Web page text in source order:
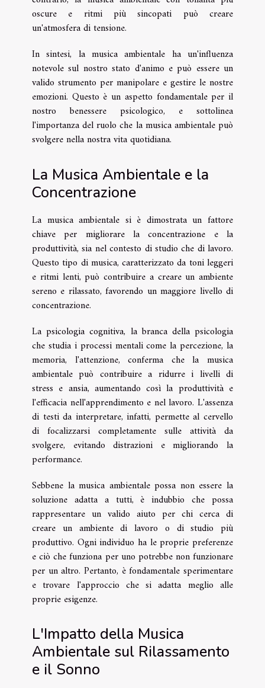
oscure e ritmi più sincopati può creare
un'atmosfera di tensione.
In sintesi, la musica ambientale ha un'influenza
notevole sul nostro stato d'animo e può essere un
valido strumento per manipolare e gestire le nostre
emozioni. Questo è un aspetto fondamentale per il
nostro benessere psicologico, e sottolinea
l'importanza del ruolo che la musica ambientale può
svolgere nella nostra vita quotidiana.
La Musica Ambientale e la
Concentrazione
La musica ambientale si è dimostrata un fattore
chiave per migliorare la concentrazione e la
produttività, sia nel contesto di studio che di lavoro.
Questo tipo di musica, caratterizzato da toni leggeri
e ritmi lenti, può contribuire a creare un ambiente
sereno e rilassato, favorendo un maggiore livello di
concentrazione.
La psicologia cognitiva, la branca della psicologia
che studia i processi mentali come la percezione, la
memoria, l'attenzione, conferma che la musica
ambientale può contribuire a ridurre i livelli di
stress e ansia, aumentando così la produttività e
l'efficacia nell'apprendimento e nel lavoro. L'assenza
di testi da interpretare, infatti, permette al cervello
di focalizzarsi completamente sulle attività da
svolgere, evitando distrazioni e migliorando la
performance.
Sebbene la musica ambientale possa non essere la
soluzione adatta a tutti, è indubbio che possa
rappresentare un valido aiuto per chi cerca di
creare un ambiente di lavoro o di studio più
produttivo. Ogni individuo ha le proprie preferenze
e ciò che funziona per uno potrebbe non funzionare
per un altro. Pertanto, è fondamentale sperimentare
e trovare l'approccio che si adatta meglio alle
proprie esigenze.
L'Impatto della Musica
Ambientale sul Rilassamento
e il Sonno